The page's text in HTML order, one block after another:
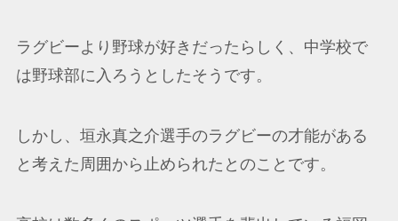
ラグビーより野球が好きだったらしく、中学校で
は野球部に入ろうとしたそうです。
しかし、垣永真之介選手のラグビーの才能がある
と考えた周囲から止められたとのことです。